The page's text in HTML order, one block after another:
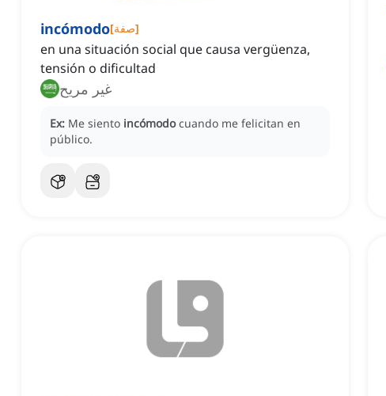
incómodo[صفة]
en una situación social que causa vergüenza,
tensión o dificultad
غير مريح
Ex: Me siento incómodo cuando me felicitan en
público.